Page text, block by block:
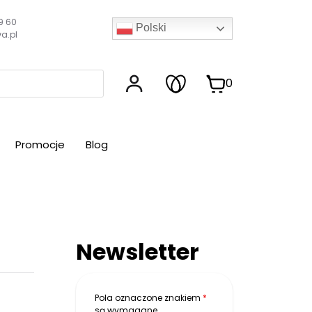
60
Polski
0
Promocje Blog
Newsletter
Pola oznaczone znakiem *